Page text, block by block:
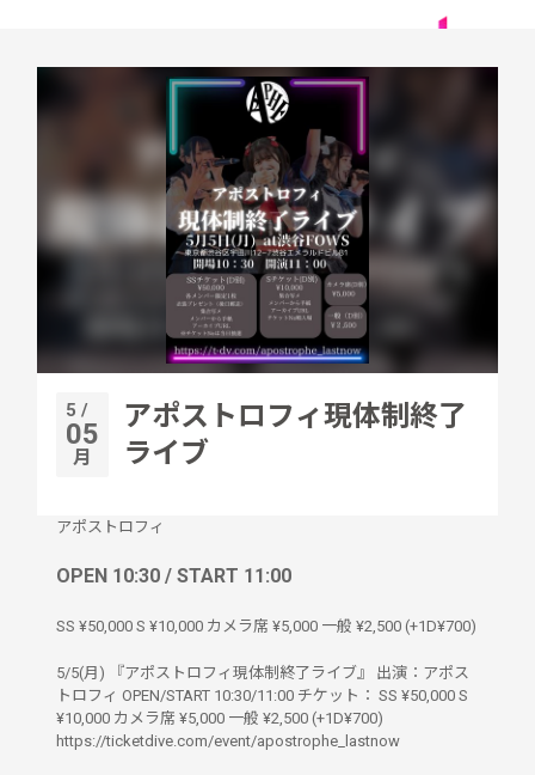
5 /
05
月
アポストロフィ現体制終了
ライブ
アポストロフィ
OPEN 10:30 / START 11:00
SS ¥50,000 S ¥10,000 カメラ席 ¥5,000 一般 ¥2,500 (+1D¥700)
5/5(月) 『アポストロフィ現体制終了ライブ』 出演：アポス
トロフィ OPEN/START 10:30/11:00 チケット： SS ¥50,000 S
¥10,000 カメラ席 ¥5,000 一般 ¥2,500 (+1D¥700)
https://ticketdive.com/event/apostrophe_lastnow